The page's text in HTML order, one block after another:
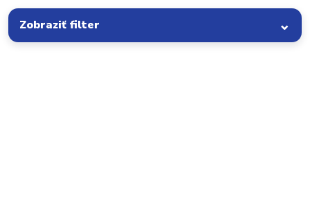
Zobraziť filter